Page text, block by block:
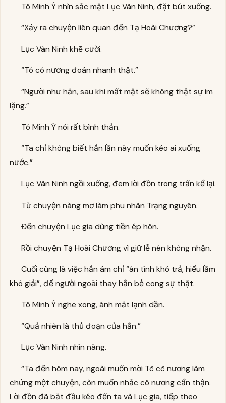
Tô Minh Ý nhìn sắc mặt Lục Vân Ninh, đặt bút xuống.
“Xảy ra chuyện liên quan đến Tạ Hoài Chương?”
Lục Vân Ninh khẽ cười.
“Tô cô nương đoán nhanh thật.”
“Người như hắn, sau khi mất mặt sẽ không thật sự im
lặng.”
Tô Minh Ý nói rất bình thản.
“Ta chỉ không biết hắn lần này muốn kéo ai xuống
nước.”
Lục Vân Ninh ngồi xuống, đem lời đồn trong trấn kể lại.
Từ chuyện nàng mơ làm phu nhân Trạng nguyên.
Đến chuyện Lục gia dùng tiền ép hôn.
Rồi chuyện Tạ Hoài Chương vì giữ lễ nên không nhận.
Cuối cùng là việc hắn ám chỉ “ân tình khó trả, hiểu lầm
khó giải”, để người ngoài thay hắn bẻ cong sự thật.
Tô Minh Ý nghe xong, ánh mắt lạnh dần.
“Quả nhiên là thủ đoạn của hắn.”
Lục Vân Ninh nhìn nàng.
“Ta đến hôm nay, ngoài muốn mời Tô cô nương làm
chứng một chuyện, còn muốn nhắc cô nương cẩn thận.
Lời đồn đã bắt đầu kéo đến ta và Lục gia, tiếp theo